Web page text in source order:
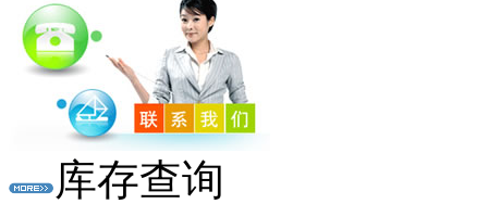
库存查询